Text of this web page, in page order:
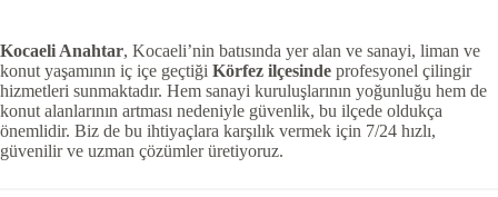
Kocaeli Anahtar, Kocaeli’nin batısında yer alan ve sanayi, liman ve
konut yaşamının iç içe geçtiği Körfez ilçesinde profesyonel çilingir
hizmetleri sunmaktadır. Hem sanayi kuruluşlarının yoğunluğu hem de
konut alanlarının artması nedeniyle güvenlik, bu ilçede oldukça
önemlidir. Biz de bu ihtiyaçlara karşılık vermek için 7/24 hızlı,
güvenilir ve uzman çözümler üretiyoruz.